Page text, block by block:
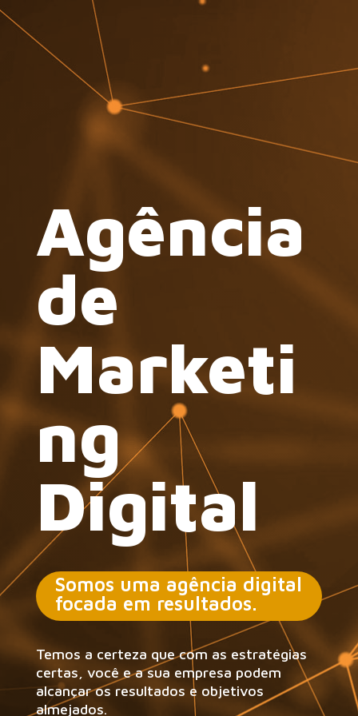
Agência
de
Marketi
ng
Digital
Somos uma agência digital
focada em resultados.
Temos a certeza que com as estratégias
certas, você e a sua empresa podem
alcançar os resultados e objetivos
almejados.